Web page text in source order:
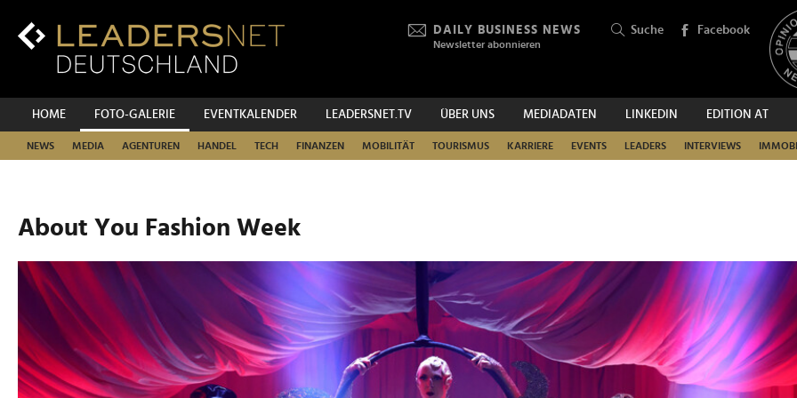
Inhalt
Hauptnavigation
DAILY BUSINESS NEWS
Newsletter abonnieren
Suche Facebook
HOME FOTO-GALERIE EVENTKALENDER LEADERSNET.TV ÜBER UNS MEDIADATEN LINKEDIN EDITION AT
NEWS MEDIA AGENTUREN HANDEL TECH FINANZEN MOBILITÄT TOURISMUS KARRIERE EVENTS LEADERS INTERVIEWS
SUCHEN
About You Fashion Week